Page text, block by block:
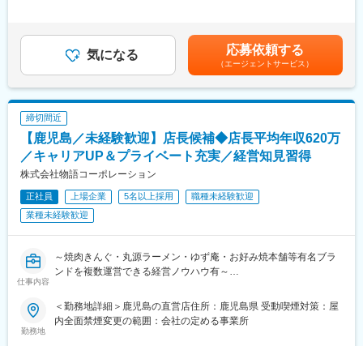
■働き方
・年間休日90日、月7日休みです。
月1～2回程は連続休暇が取得可能です。
・残業は少なく平均して月10時間程です。
変更の範囲：会社の定める業務
店舗従業員の90%はアルバイトである為、店長の仕事はそのアル
バイトをどう活かすか、といったマネジメント業務が中心となり
ます。
20～30名のアルバイトの管理・教育・労務管理、店舗・業態改善
に繋がる提案・企画など、幅広い業務を担当します。
■業務の魅力：
＜身につくスキル＞
また徹底された業務マニュアルがあり、様々なバックグラウンド
を持つほかの従業員にも分かりやすく伝えられます。
身につくスキルとしては数字への管理等のマネジメント力・人材
育成力・柔軟な対応力など様々なスキルを学んで頂くことが可能
です。
＜キャリアパス＞
これまでのご経験に合わせ、適切なポジションからスタートいた
だきます。
均3年程度でストアマネジャー(3店舗管理)、
その後はさらに多くの店舗を管理いただくポジションを目指し業
当・手当深夜手当込み）ストアマネジャー職（店長）500万円ブ
ロックマネジャー(約600万円)エリアマネジャー(約700万円)※上記
月給年収は20時間相当分の残業した際の年収想定です賃金はあく
までも目安の金額であり、選考を通じて上下する可能性がありま
す。月給(月額)は固定手当を含めた表記です。
気になる 応募依頼する
（エージェントサービス）
締切間近
【鹿児島／未経験歓迎】店長候補◆店長平均年収620万
／キャリアUP＆プライベート充実／経営知見習得
株式会社物語コーポレーション
正社員 上場企業 5名以上採用
職種未経験歓迎
業種未経験歓迎
仕事内容
～焼肉きんぐ・丸源ラーメン・ゆず庵・お好み焼本舗等有名ブラ
ンドを複数運営できる経営ノウハウ有～
最大14連休取得可能・深夜営業無・年末年始休業と安定した年収
を得ながら、プライベートも充実させ働くことができる環境がご
勤務地
＜勤務地詳細＞鹿児島の直営店住所：鹿児島県 受動喫煙対策：屋
内全面禁煙変更の範囲：会社の定める事業所